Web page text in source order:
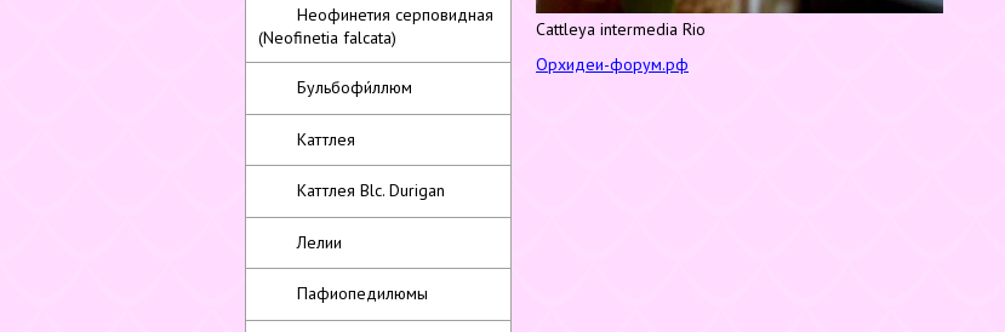
Неофинетия серповидная
(Neofinetia falcata)
Бульбофи́ллюм
Каттлея
Каттлея Blc. Durigan
Лелии
Пафиопедилюмы
Cattleya intermedia Rio
Орхидеи-форум.рф